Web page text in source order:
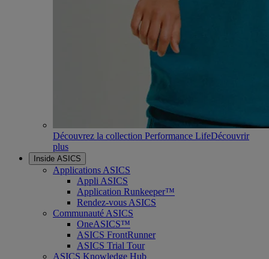
Découvrez la collection Performance LifeDécouvrir
plus
Inside ASICS
Applications ASICS
Appli ASICS
Application Runkeeper™
Rendez-vous ASICS
Communauté ASICS
OneASICS™
ASICS FrontRunner
ASICS Trial Tour
ASICS Knowledge Hub